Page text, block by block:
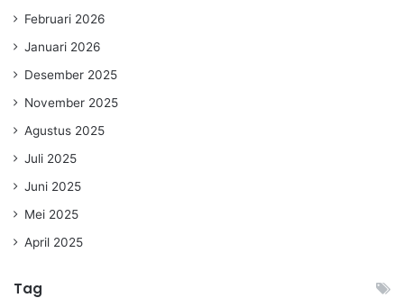
Februari 2026
Januari 2026
Desember 2025
November 2025
Agustus 2025
Juli 2025
Juni 2025
Mei 2025
April 2025
Tag